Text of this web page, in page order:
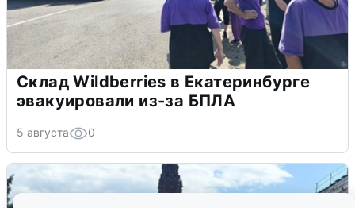
Склад Wildberries в Екатеринбурге
эвакуировали из-за БПЛА
5 августа 0